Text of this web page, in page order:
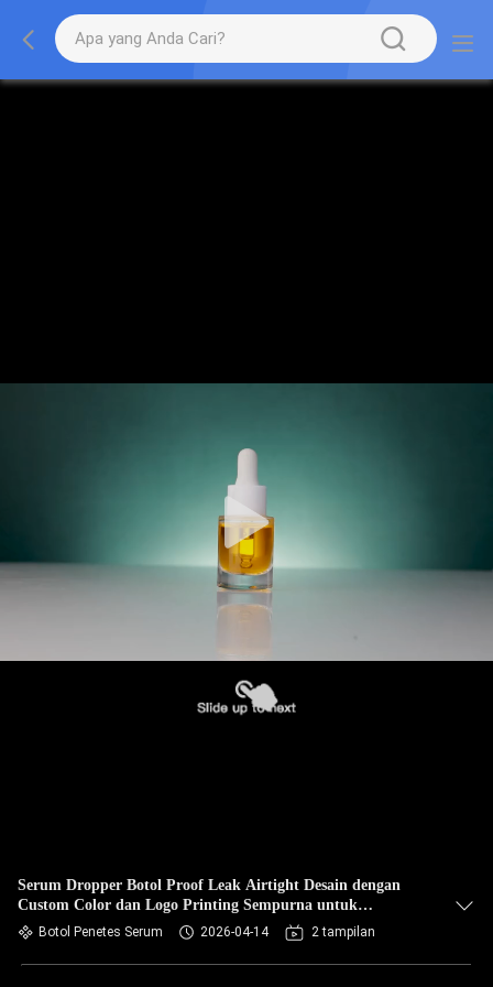
Serum Dropper Botol Proof Leak Airtight Desain dengan
Custom Color dan Logo Printing Sempurna untuk
kebutuhan kemasan kosmetik mewah
Botol Penetes Serum 2026-04-14 2 tampilan